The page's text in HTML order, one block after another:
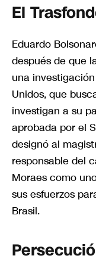
El
Eduardo
después de que
una
Unidos, que
investigan a su
aprobada por el
designó al
responsable del
Moraes como
sus esfuerzos
Brasil.